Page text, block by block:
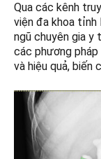
Qua các kênh
viện đa khoa
ngũ chuyên gia y
các phương
và hiệu quả, biến